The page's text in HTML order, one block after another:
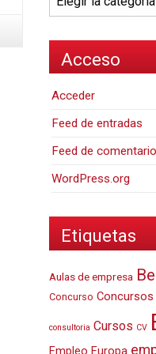
Acceso
Acceder
Feed de entradas
Feed de
WordPress.org
Etiquetas
Aulas de empresa
Concurso Concursos
consultoria Cursos CV
Empleo Europa